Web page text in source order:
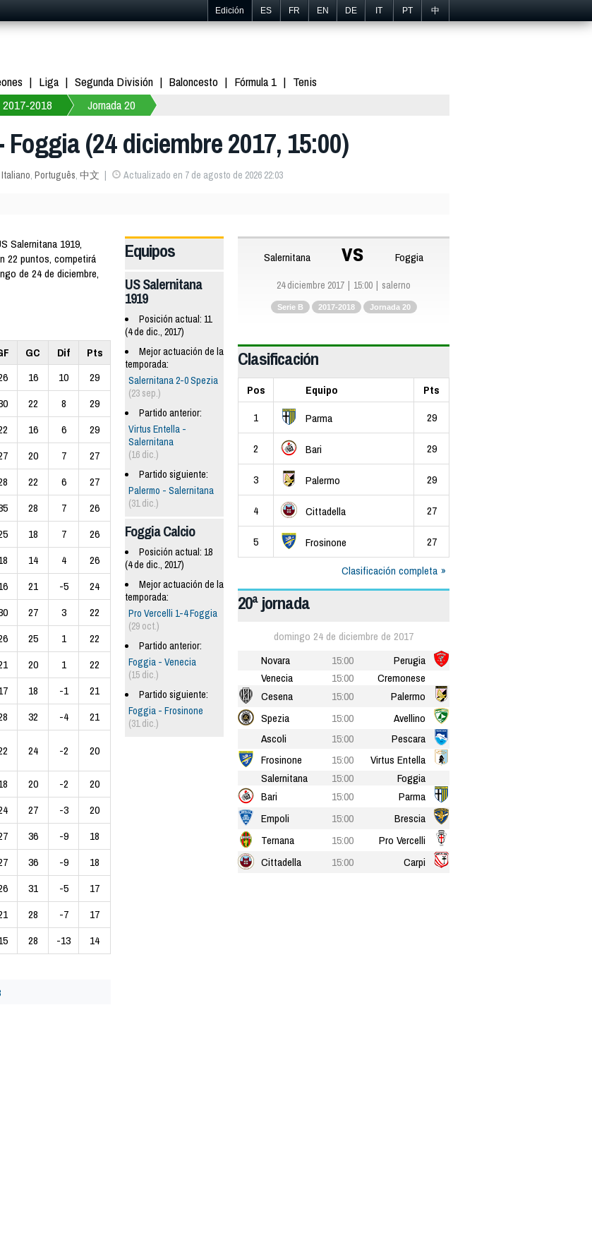
Edición ES FR EN DE IT PT 中
Liga Segunda División Baloncesto Fórmula 1
Tenis
2017-2018 Jornada 20
(24 diciembre 2017, 15:00)
Italiano, Português, 中文 Actualizado en 7 de agosto de 2026 22:03
Salernitana 1919,
22 puntos, competirá
de 24 de diciembre,
GC Dif
Pts
16 10
29
22 8
29
16 6
29
20 7
27
22 6
27
28 7
26
18 7
26
14 4
26
21 -5
24
27 3
22
25 1
22
20 1
22
18 -1
21
32 -4 21
24 -2 20
20 -2
20
27 -3
20
36 -9
18
36 -9
18
31 -5
17
28 -7
17
28 -13 14
Equipos
US Salernitana
1919
Posición actual: 11
(4 de dic., 2017)
Mejor actuación de la
temporada:
Salernitana 2-0 Spezia
(23 sep.)
Partido anterior:
Virtus Entella -
Salernitana
(16 dic.)
Partido siguiente:
Palermo - Salernitana
(31 dic.)
Foggia Calcio
Posición actual: 18
(4 de dic., 2017)
Mejor actuación de la
temporada:
Pro Vercelli 1-4 Foggia
(29 oct.)
Partido anterior:
Foggia - Venecia
(15 dic.)
Partido siguiente:
Foggia - Frosinone
(31 dic.)
Salernitana vs Foggia
24 diciembre 2017 15:00 salerno
Serie B 2017-2018 Jornada 20
Clasificación
Pos Equipo
Pts
1
Parma 29
2 Bari 29
3 Palermo 29
4 Cittadella 27
5 Frosinone
27
Clasificación completa
20ª jornada
domingo 24 de diciembre de 2017
Novara
15:00
Perugia
Venecia
15:00
Cremonese
Cesena
15:00
Palermo
Spezia
15:00
Avellino
Ascoli
15:00
Pescara
Frosinone
15:00
Virtus Entella
Salernitana
15:00
Foggia
Bari
15:00
Parma
Empoli
15:00
Brescia
Ternana
15:00
Pro Vercelli
Cittadella
15:00 Carpi